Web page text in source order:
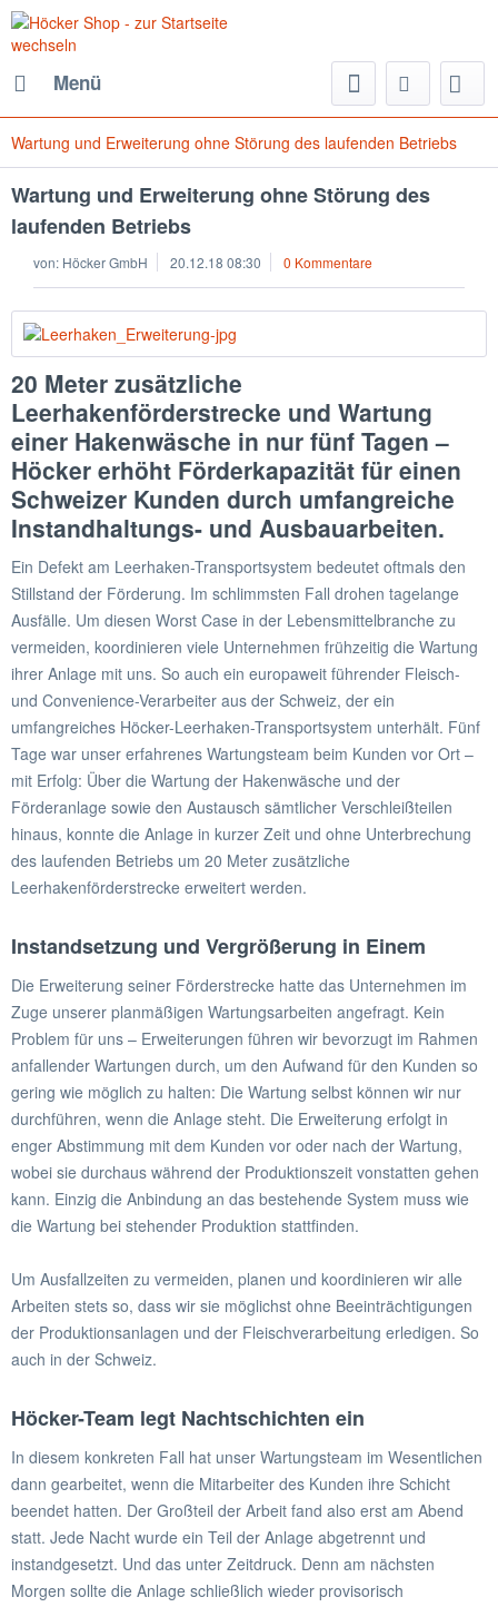
Menü
Wartung und Erweiterung ohne Störung des laufenden Betriebs
Wartung und Erweiterung ohne Störung des
laufenden Betriebs
von: Höcker GmbH 20.12.18 08:30 0 Kommentare
20 Meter zusätzliche
Leerhakenförderstrecke und Wartung
einer Hakenwäsche in nur fünf Tagen –
Höcker erhöht Förderkapazität für einen
Schweizer Kunden durch umfangreiche
Instandhaltungs- und Ausbauarbeiten.
Ein Defekt am Leerhaken-Transportsystem bedeutet oftmals den
Stillstand der Förderung. Im schlimmsten Fall drohen tagelange
Ausfälle. Um diesen Worst Case in der Lebensmittelbranche zu
vermeiden, koordinieren viele Unternehmen frühzeitig die Wartung
ihrer Anlage mit uns. So auch ein europaweit führender Fleisch-
und Convenience-Verarbeiter aus der Schweiz, der ein
umfangreiches Höcker-Leerhaken-Transportsystem unterhält. Fünf
Tage war unser erfahrenes Wartungsteam beim Kunden vor Ort –
mit Erfolg: Über die Wartung der Hakenwäsche und der
Förderanlage sowie den Austausch sämtlicher Verschleißteilen
hinaus, konnte die Anlage in kurzer Zeit und ohne Unterbrechung
des laufenden Betriebs um 20 Meter zusätzliche
Leerhakenförderstrecke erweitert werden.
Instandsetzung und Vergrößerung in Einem
Die Erweiterung seiner Förderstrecke hatte das Unternehmen im
Zuge unserer planmäßigen Wartungsarbeiten angefragt. Kein
Problem für uns – Erweiterungen führen wir bevorzugt im Rahmen
anfallender Wartungen durch, um den Aufwand für den Kunden so
gering wie möglich zu halten: Die Wartung selbst können wir nur
durchführen, wenn die Anlage steht. Die Erweiterung erfolgt in
enger Abstimmung mit dem Kunden vor oder nach der Wartung,
wobei sie durchaus während der Produktionszeit vonstatten gehen
kann. Einzig die Anbindung an das bestehende System muss wie
die Wartung bei stehender Produktion stattfinden.
Um Ausfallzeiten zu vermeiden, planen und koordinieren wir alle
Arbeiten stets so, dass wir sie möglichst ohne Beeinträchtigungen
der Produktionsanlagen und der Fleischverarbeitung erledigen. So
auch in der Schweiz.
Höcker-Team legt Nachtschichten ein
In diesem konkreten Fall hat unser Wartungsteam im Wesentlichen
dann gearbeitet, wenn die Mitarbeiter des Kunden ihre Schicht
beendet hatten. Der Großteil der Arbeit fand also erst am Abend
statt. Jede Nacht wurde ein Teil der Anlage abgetrennt und
instandgesetzt. Und das unter Zeitdruck. Denn am nächsten
Morgen sollte die Anlage schließlich wieder provisorisch